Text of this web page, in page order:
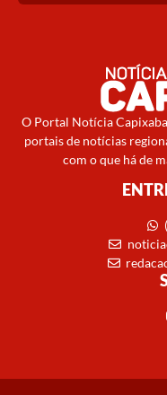
O Portal Notícia
portais de notícias
com o que há de